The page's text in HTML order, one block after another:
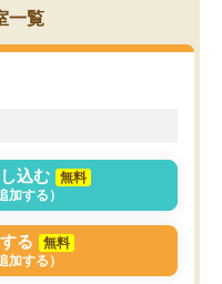
一覧
込む
無料
加する）
る
無料
加する）